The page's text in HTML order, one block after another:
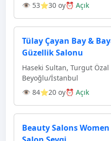
👁 53⭐30 oy⏰ Açık
Tülay Çayan Bay &
Güzellik Salonu
Haseki Sultan, Turgut
Beyoğlu/İstanbul
👁 84⭐20 oy⏰ Açık
Beauty Salons